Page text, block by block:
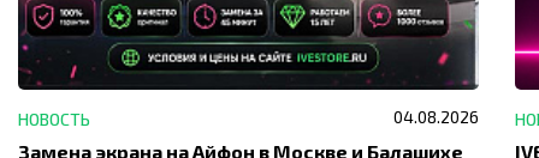
НОВОСТЬ 04.08.2026
Замена экрана на Айфон в Москве и Балашихе